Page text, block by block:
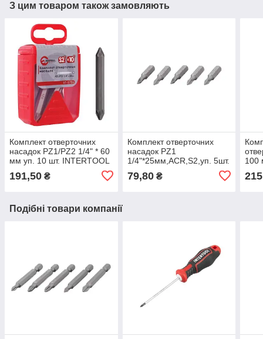
З цим товаром також замовляють
Комплект отверточних
насадок PZ1/PZ2 1/4" * 60
мм уп. 10 шт. INTERTOOL
191,50 ₴
Комплект отверточних
насадок PZ1
1/4"*25мм,ACR,S2,уп. 5шт.
STORM INTERTOOL VT-
0208
79,80₴
100
Подібні товари компанії